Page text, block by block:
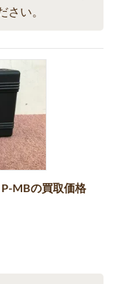
さい。
MBの買取価格